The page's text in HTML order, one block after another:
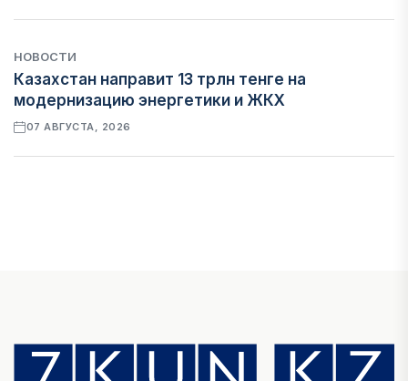
НОВОСТИ
Казахстан направит 13 трлн тенге на
модернизацию энергетики и ЖКХ
07 АВГУСТА, 2026
Денежно-кредитная политика влияет не
только на спрос, но и на предложение труда